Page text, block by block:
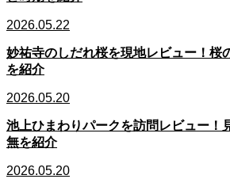
2026.05.22
妙祐寺のしだれ桜を現地レビュー！桜
を紹介
2026.05.20
池上ひまわりパークを訪問レビュー！
無を紹介
2026.05.20